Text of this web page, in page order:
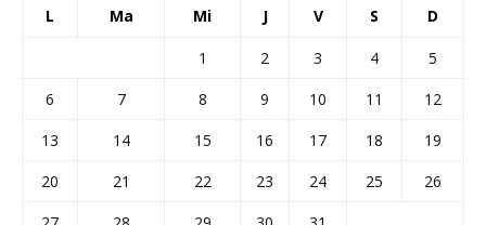
L Ma Mi J V S D
1 2 3 4
5
6
7 8 9 10 11
12
13
14 15 16 17 18
19
20
21 22 23 24 25
26